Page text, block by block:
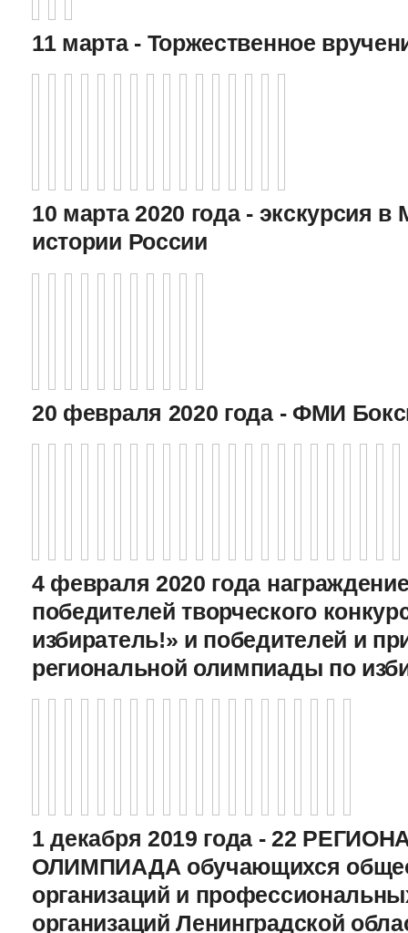
11 марта - Торжественное
10 марта 2020 года - экскурсия в
истории России
20 февраля 2020 года - ФМИ
4 февраля 2020 года
победителей творческого
избиратель!» и победителей и
региональной олимпиады по
1 декабря 2019 года - 22
ОЛИМПИАДА обучающихся
организаций и
организаций Ленинградской